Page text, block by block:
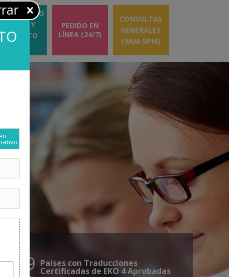
RÁPIDO Y
GRATUITO
PEDIDO EN
LÍNEA (24/7)
CONSULTAS
GENERALES
(9AM-5PM)
197 Países con Traducciones
Certificadas de EKO 4 Aprobadas